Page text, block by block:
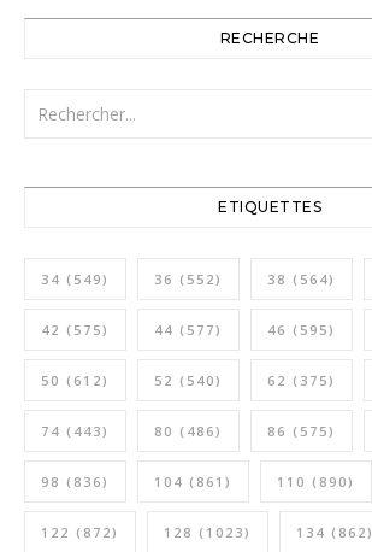
RECHERCHE
ETIQUETTES
34 (549) 36 (552) 38 (564)
42 (575) 44 (577) 46 (595)
50 (612) 52 (540) 62 (375)
74 (443) 80 (486) 86 (575)
98 (836) 104 (861) 110 (890)
122 (872) 128 (1023) 134 (862)